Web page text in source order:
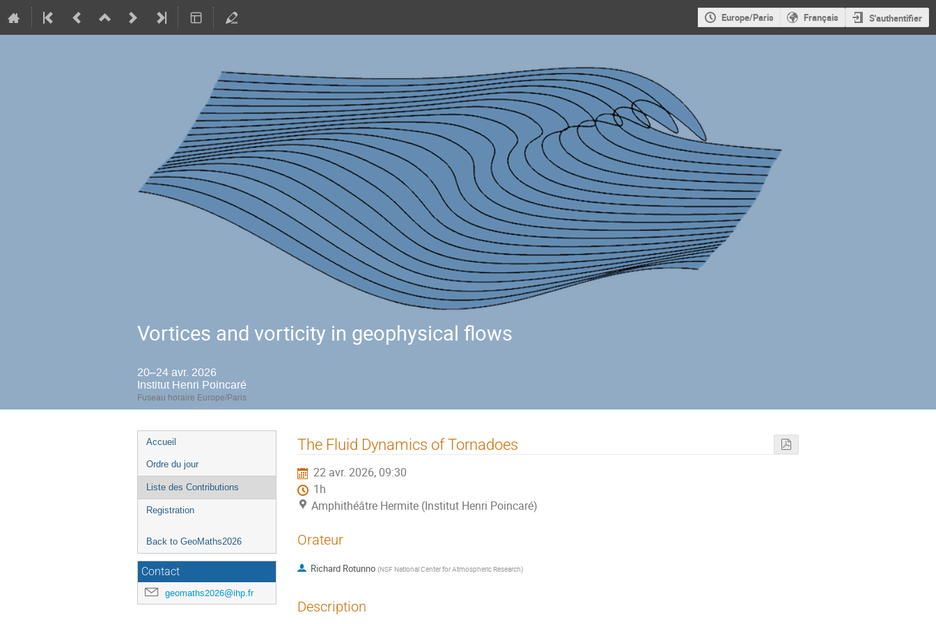
Europe/Paris Français S'authentifier
Vortices and vorticity in geophysical flows
20–24 avr. 2026
Institut Henri Poincaré
Fuseau horaire Europe/Paris
Menu
de
l'événement
Accueil
Ordre du jour
Liste des Contributions
Registration
Back to GeoMaths2026
Contact
geomaths2026@ihp.fr
The Fluid Dynamics of Tornadoes
22 avr. 2026, 09:30
1h
Amphithéâtre Hermite (Institut Henri Poincaré)
Orateur
Richard Rotunno (NSF National Center for Atmospheric Research)
Description